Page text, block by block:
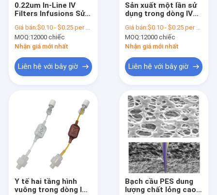
Sản phẩm
Video
Về chúng tôi
0.22um In-Line IV
Filters Infusions Sử
việc cung cấp thuốc
của các loại thuốc
quan trọng
Giá bán:$0.10 - $0.25 per piece
MOQ:12000 chiếc
Nhận giá mới nhất
Liên hệ với bây giờ
Sản xuất một lần sử
dụng trong dòng IV
IV
Giá bán:$0.10 - $0.25 per piece
MOQ:12000 chiếc
Nhận giá mới nhất
Liên hệ với bây giờ
Y tế hai tầng hình
vuông trong dòng lọc
Bạch cầu PES dung
lượng chất lỏng cao